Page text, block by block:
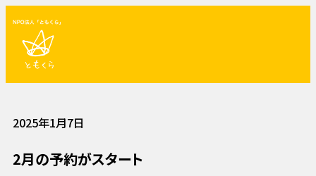
2025年1月7日
2月の予約がスタート